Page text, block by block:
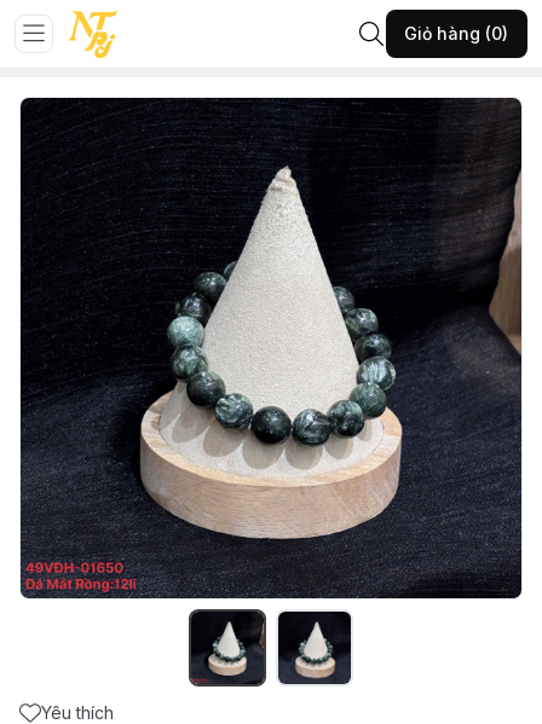
Giỏ hàng (0)
Trang chủ
49-VĐH-VĐ mắt rồng 12li-(A850.16626)
Yêu thích